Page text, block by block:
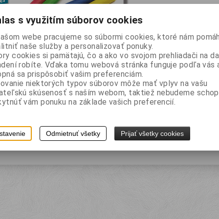
Termín dodania
EAN:
krabičke
s využitím súborov cookies
webe pracujeme so súbormi cookies, ktoré nám
naše služby a personalizovať ponuky.
cookies si pamätajú, čo a ako vo svojom prehliadači na
robíte. Vďaka tomu webová stránka funguje podľa vás
sa prispôsobiť vašim preferenciám.
niektorých typov súborov môže mať vplyv na vašu
skúsenosť s naším webom, taktiež nebudeme
vám ponuku na základe vašich preferencií.
Odmietnuť všetky Prijať všetky cookies